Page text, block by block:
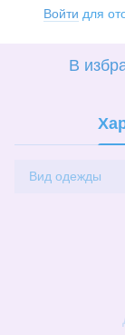
Войти для
В
Вид одежды